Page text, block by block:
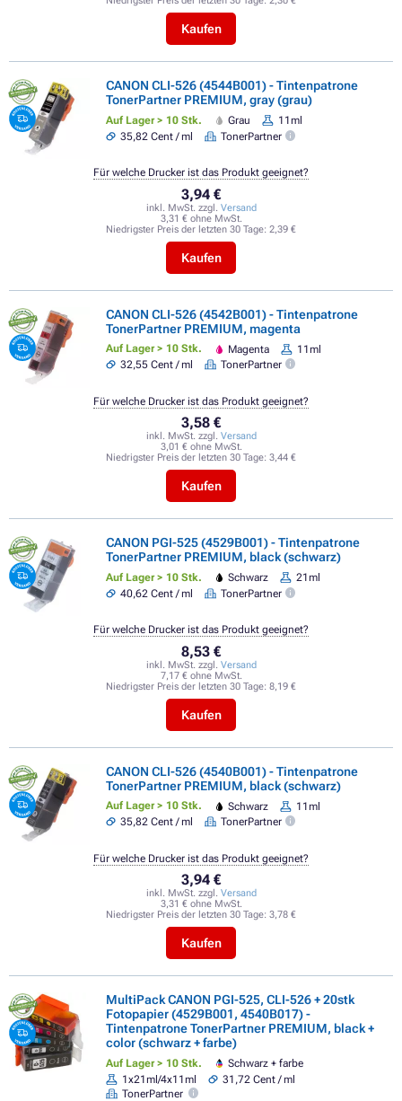
Kaufen
CANON CLI-526 (4544B001) - Tintenpatrone
TonerPartner PREMIUM, gray (grau)
Auf Lager > 10 Stk. Grau
11ml
35,82 Cent / ml
TonerPartner
3,94 €
inkl. MwSt. zzgl. Versand
3,31 € ohne MwSt.
Niedrigster Preis der letzten 30 Tage: 2,39 €
Kaufen
Für welche Drucker ist das Produkt geeignet?
CANON CLI-526 (4542B001) - Tintenpatrone
TonerPartner PREMIUM, magenta
Auf Lager > 10 Stk. Magenta
11ml
32,55 Cent / ml
TonerPartner
3,58 €
inkl. MwSt. zzgl. Versand
3,01 € ohne MwSt.
Niedrigster Preis der letzten 30 Tage: 3,44 €
Kaufen
Für welche Drucker ist das Produkt geeignet?
CANON PGI-525 (4529B001) - Tintenpatrone
TonerPartner PREMIUM, black (schwarz)
Auf Lager > 10 Stk. Schwarz
21ml
40,62 Cent / ml
TonerPartner
8,53 €
inkl. MwSt. zzgl. Versand
7,17 € ohne MwSt.
Niedrigster Preis der letzten 30 Tage: 8,19 €
Kaufen
Für welche Drucker ist das Produkt geeignet?
CANON CLI-526 (4540B001) - Tintenpatrone
TonerPartner PREMIUM, black (schwarz)
Auf Lager > 10 Stk. Schwarz
11ml
35,82 Cent / ml
TonerPartner
3,94 €
inkl. MwSt. zzgl. Versand
3,31 € ohne MwSt.
Niedrigster Preis der letzten 30 Tage: 3,78 €
Kaufen
Für welche Drucker ist das Produkt geeignet?
MultiPack CANON PGI-525, CLI-526 + 20stk
Fotopapier (4529B001, 4540B017) -
Tintenpatrone TonerPartner PREMIUM, black +
color (schwarz + farbe)
Auf Lager > 10 Stk.
Schwarz + farbe
1x21ml/4x11ml
31,72 Cent / ml
TonerPartner